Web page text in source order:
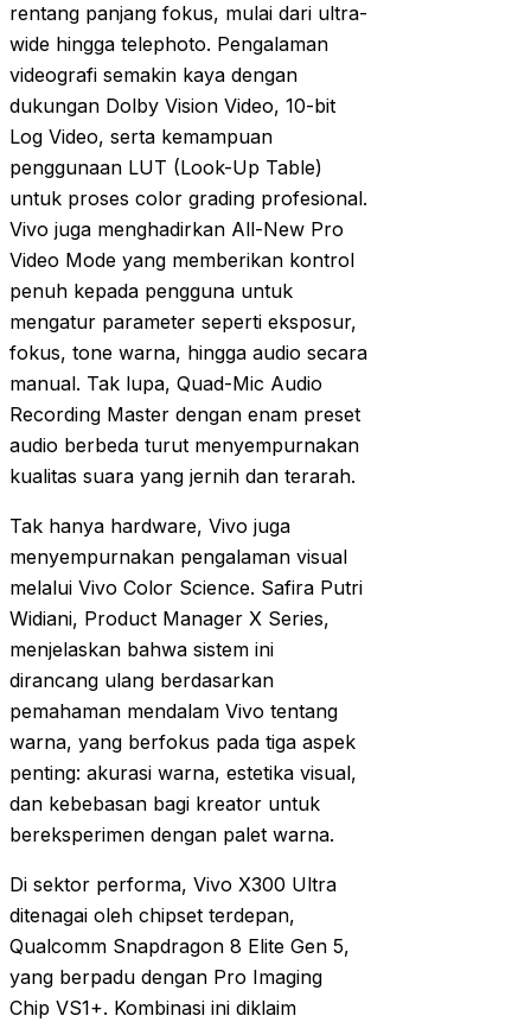
rentang panjang fokus, mulai dari ultra-
wide hingga telephoto. Pengalaman
videografi semakin kaya dengan
dukungan Dolby Vision Video, 10-bit
Log Video, serta kemampuan
penggunaan LUT (Look-Up Table)
untuk proses color grading profesional.
Vivo juga menghadirkan All-New Pro
Video Mode yang memberikan kontrol
penuh kepada pengguna untuk
mengatur parameter seperti eksposur,
fokus, tone warna, hingga audio secara
manual. Tak lupa, Quad-Mic Audio
Recording Master dengan enam preset
audio berbeda turut menyempurnakan
kualitas suara yang jernih dan terarah.
Tak hanya hardware, Vivo juga
menyempurnakan pengalaman visual
melalui Vivo Color Science. Safira Putri
Widiani, Product Manager X Series,
menjelaskan bahwa sistem ini
dirancang ulang berdasarkan
pemahaman mendalam Vivo tentang
warna, yang berfokus pada tiga aspek
penting: akurasi warna, estetika visual,
dan kebebasan bagi kreator untuk
bereksperimen dengan palet warna.
Di sektor performa, Vivo X300 Ultra
ditenagai oleh chipset terdepan,
Qualcomm Snapdragon 8 Elite Gen 5,
yang berpadu dengan Pro Imaging
Chip VS1+. Kombinasi ini diklaim